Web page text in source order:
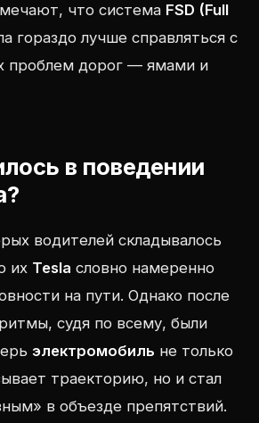
что система FSD (Full
гораздо лучше справляться с
проблем дорог — ямами и
в поведении
водителей складывалось
их Tesla словно намеренно
на пути. Однако после
судя по всему, были
электромобиль не только
траекторию, но и стал
в объезде препятствий.